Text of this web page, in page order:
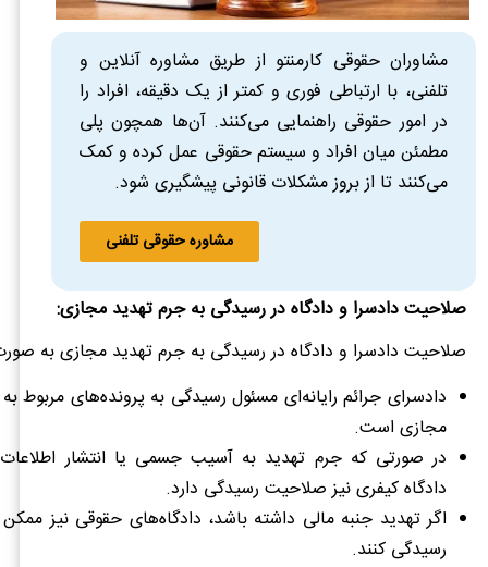
مشاوران حقوقی کارمنتو از طریق مشاوره آنلاین و
تلفنی، با ارتباطی فوری و کمتر از یک دقیقه، افراد را
در امور حقوقی راهنمایی می‌کنند. آن‌ها همچون پلی
مطمئن میان افراد و سیستم حقوقی عمل کرده و کمک
می‌کنند تا از بروز مشکلات قانونی پیشگیری شود.
مشاوره حقوقی تلفنی
صلاحیت دادسرا و دادگاه در رسیدگی به جرم تهدید مجازی:
صلاحیت دادسرا و دادگاه در رسیدگی به جرم تهدید مجازی به
دادسرای جرائم رایانه‌ای مسئول رسیدگی به پرونده‌های مربوط
مجازی است.
در صورتی که جرم تهدید به آسیب جسمی یا انتشار
دادگاه کیفری نیز صلاحیت رسیدگی دارد.
اگر تهدید جنبه مالی داشته باشد، دادگاه‌های حقوقی نیز
رسیدگی کنند.